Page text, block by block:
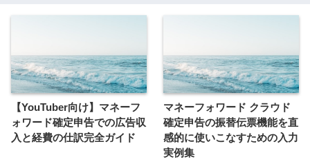
【YouTuber向け】マネーフ
ォワード確定申告での広告収
入と経費の仕訳完全ガイド
マネーフォワード クラウド
確定申告の振替伝票機能を直
感的に使いこなすための入力
実例集